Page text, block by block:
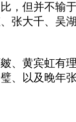
，但并不输
张大千、吴
黄宾虹有
、以及晚年